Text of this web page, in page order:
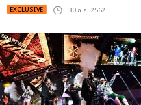
EXCLUSIVE : 30 ก.ค. 2562